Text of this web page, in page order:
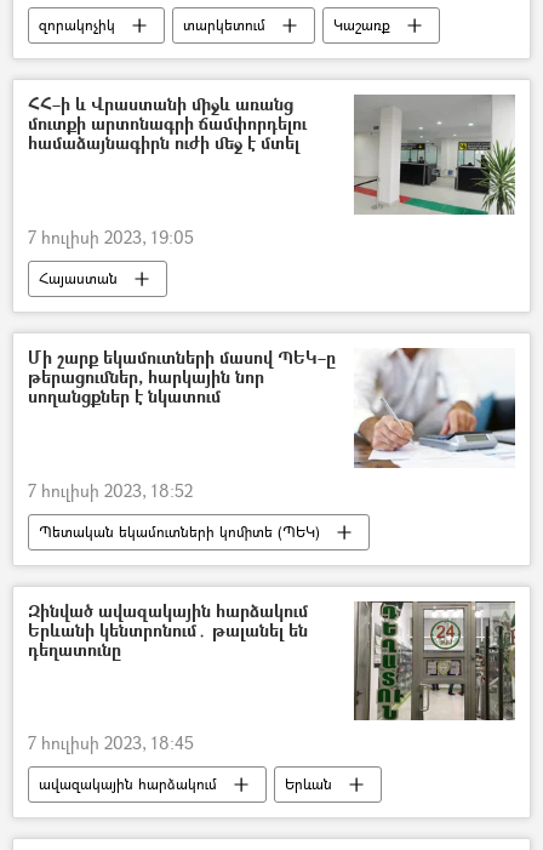
զորակոչիկ տարկետում
Կաշառք
տեսանյութ
Տեսանյութեր
ՀՀ–ի և Վրաստանի միջև առանց
մուտքի արտոնագրի ճամփորդելու
համաձայնագիրն ուժի մեջ է մտել
7 հուլիսի 2023, 19:05
Հայաստան
Վրաստանի Հանրապետություն
ID քարտ
Մի շարք եկամուտների մասով ՊԵԿ–ը
թերացումներ, հարկային նոր
սողանցքներ է նկատում
7 հուլիսի 2023, 18:52
Պետական եկամուտների կոմիտե (ՊԵԿ)
Ռուստամ Բադասյան
հարկեր
Հիփոթեքային վարկ
եկամտահարկ
խարդախություն
Զինված ավազակային հարձակում
Երևանի կենտրոնում․ թալանել են
դեղատունը
7 հուլիսի 2023, 18:45
ավազակային հարձակում
Երևան
Դեղատուն